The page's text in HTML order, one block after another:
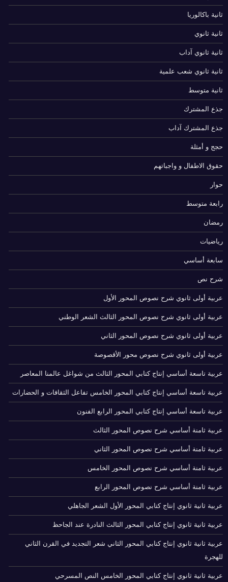
ثانية باكالوريا
ثانية ثانوي
ثانية ثانوي آداب
ثانية ثانوي شعب علمية
ثانية متوسط
جذع المشترك
جذع المشترك آداب
حجج و أمثلة
حقوق الاطفال و واجباتهم
حوار
رابعة متوسط
رمضان
رياضيات
سابعة أساسي
شرح نص
عربية أولى ثانوي شرح نصوص المحور الأول
عربية أولى ثانوي شرح نصوص المحور الثالث الشعر الوطني
عربية أولى ثانوي شرح نصوص المحور الثاني
عربية أولى ثانوي شرح نصوص محور الأقصوصة
عربية تاسعة أساسي إنتاج كتابي المحور الثالث من شواغل عالمنا المعاصر
عربية تاسعة أساسي إنتاج كتابي المحور الخامس تفاعل الثقافات و الحضارات
عربية تاسعة أساسي إنتاج كتابي المحور الرابع الفنون
عربية ثامنة أساسي شرح نصوص المحور الثالث
عربية ثامنة أساسي شرح نصوص المحور الثاني
عربية ثامنة أساسي شرح نصوص المحور الخامس
عربية ثامنة أساسي شرح نصوص المحور الرابع
عربية ثانية ثانوي إنتاج كتابي المحور الأول الشعر الجاهلي
عربية ثانية ثانوي إنتاج كتابي المحور الثالث النادرة عند الجاحظ
عربية ثانية ثانوي إنتاج كتابي المحور الثاني شعر التجديد في القرن الثاني
للهجرة
عربية ثانية ثانوي إنتاج كتابي المحور الخامس النص المسرحي